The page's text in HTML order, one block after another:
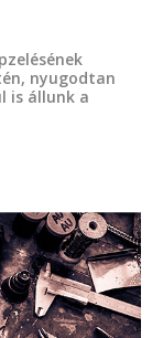
nyugodtan
is állunk a